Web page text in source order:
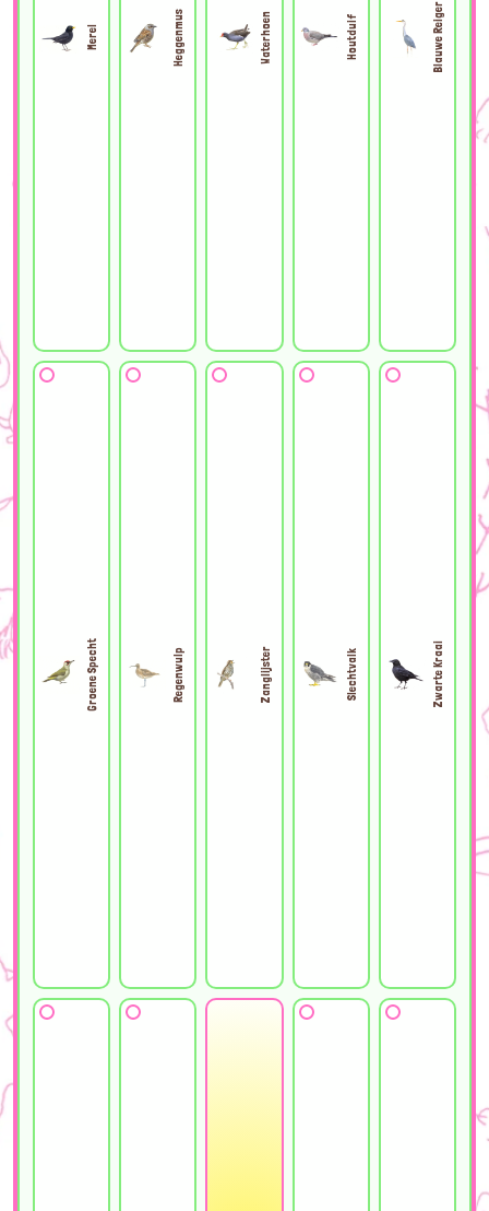
Merel Heggenmus Waterhoen Houtduif Blauwe Reiger
Groene Specht Regenwulp Zanglijster Slechtvalk Zwarte Kraai